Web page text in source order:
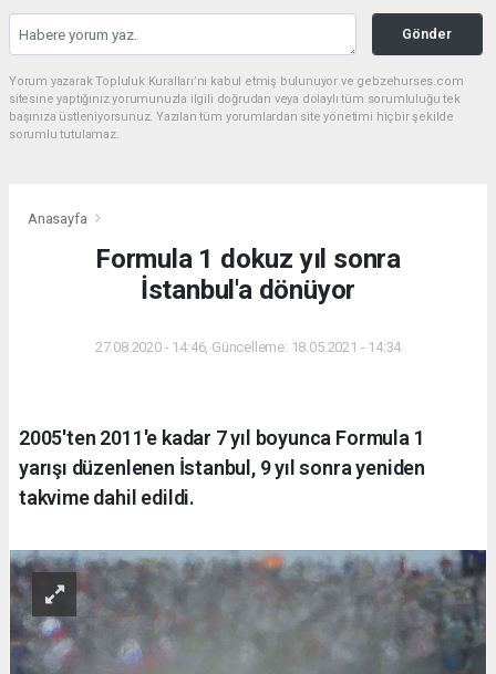
Gönder
Yorum yazarak Topluluk Kuralları’nı kabul etmiş bulunuyor ve gebzehurses.com
sitesine yaptığınız yorumunuzla ilgili doğrudan veya dolaylı tüm sorumluluğu tek
başınıza üstleniyorsunuz. Yazılan tüm yorumlardan site yönetimi hiçbir şekilde
sorumlu tutulamaz.
Anasayfa
Formula 1 dokuz yıl sonra
İstanbul'a dönüyor
27.08.2020 - 14:46, Güncelleme: 18.05.2021 - 14:34
2005'ten 2011'e kadar 7 yıl boyunca Formula 1
yarışı düzenlenen İstanbul, 9 yıl sonra yeniden
takvime dahil edildi.